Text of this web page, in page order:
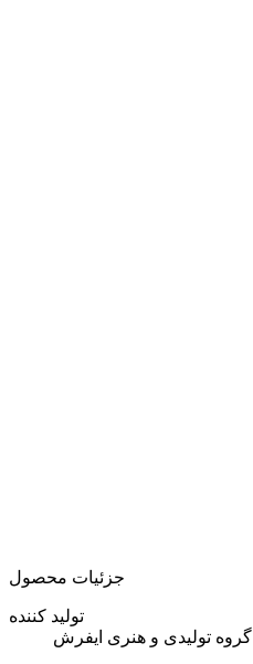
جزئیات محصول
تولید کننده
گروه تولیدی و هنری ایفرش